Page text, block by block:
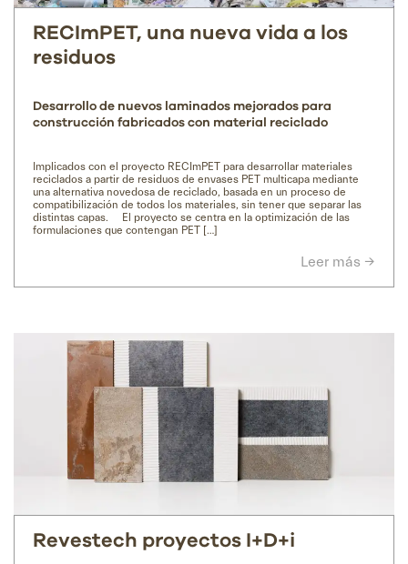
RECImPET, una nueva vida a los
residuos
Desarrollo de nuevos laminados mejorados para
construcción fabricados con material reciclado
Implicados con el proyecto RECImPET para desarrollar materiales
reciclados a partir de residuos de envases PET multicapa mediante
una alternativa novedosa de reciclado, basada en un proceso de
compatibilización de todos los materiales, sin tener que separar las
distintas capas. El proyecto se centra en la optimización de las
formulaciones que contengan PET […]
Leer más →
Revestech proyectos I+D+i